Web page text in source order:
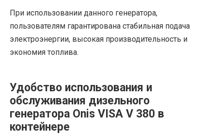
При использовании данного генератора,
пользователям гарантирована стабильная подача
электроэнергии, высокая производительность и
экономия топлива.
Удобство использования и
обслуживания дизельного
генератора Onis VISA V 380 в
контейнере